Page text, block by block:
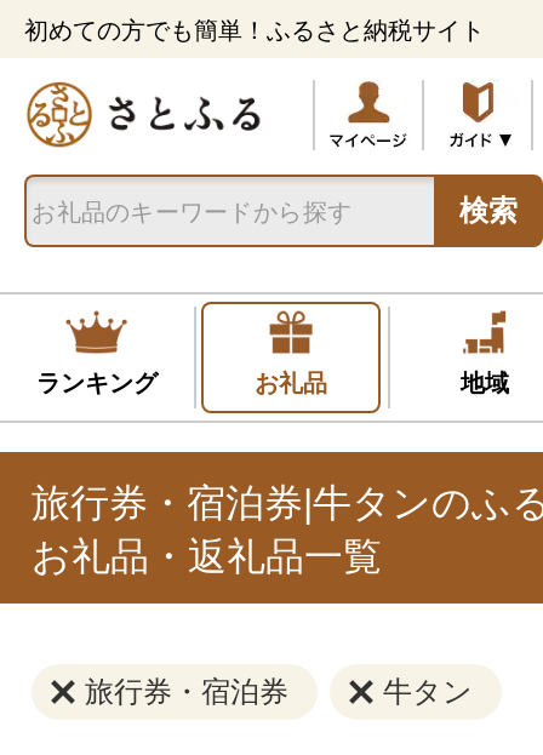
初めての方でも簡単！ふるさと納税サイト
検索
ランキング お礼品 地域
旅行券・宿泊券|牛タンのふ
お礼品・返礼品一覧
旅行券・宿泊券 牛タン